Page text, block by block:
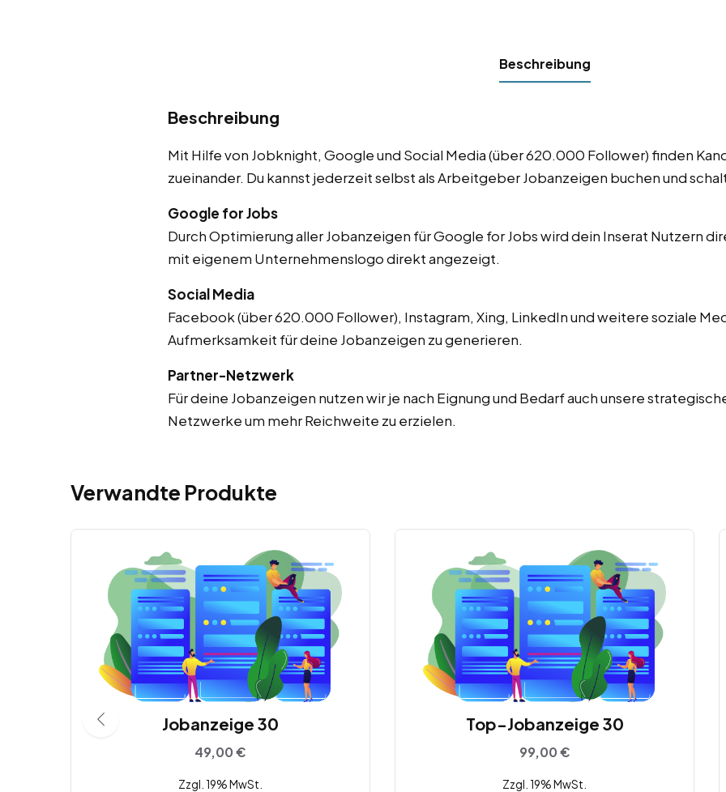
Beschreibung
Beschreibung
Mit Hilfe von Jobknight, Google und Social Media (über 620.000 Follower) finden
zueinander. Du kannst jederzeit selbst als Arbeitgeber Jobanzeigen buchen und
Google for Jobs
Durch Optimierung aller Jobanzeigen für Google for Jobs wird dein Inserat Nutzern
mit eigenem Unternehmenslogo direkt angezeigt.
Social Media
Facebook (über 620.000 Follower), Instagram, Xing, LinkedIn und weitere soziale
Aufmerksamkeit für deine Jobanzeigen zu generieren.
Partner-Netzwerk
Für deine Jobanzeigen nutzen wir je nach Eignung und Bedarf auch unsere
Netzwerke um mehr Reichweite zu erzielen.
Verwandte Produkte
Jobanzeige 30
49,00€
Zzgl. 19% MwSt.
Top-Jobanzeige 30
99,00€
Zzgl. 19% MwSt.